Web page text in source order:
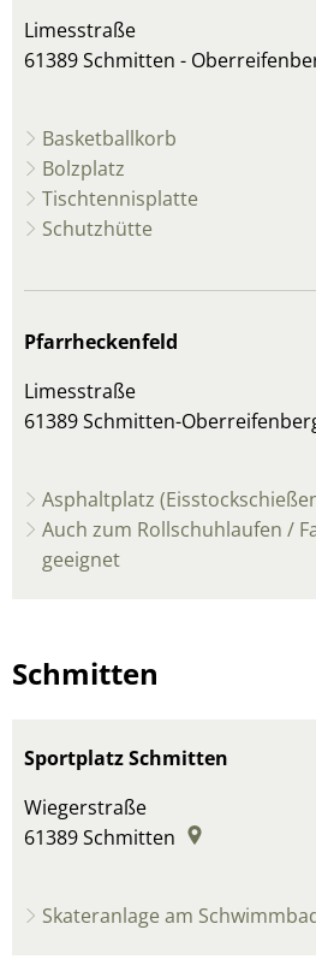
Limesstraße
61389Schmitten -
Basketballkorb
Bolzplatz
Tischtennisplatte
Schutzhütte
Pfarrheckenfeld
Limesstraße
61389Schmitten-
Asphaltplatz
Auch zum Rollschuhlaufen /
geeignet
Schmitten
Sportplatz Schmitten
Wiegerstraße
61389Schmitten
Skateranlage am